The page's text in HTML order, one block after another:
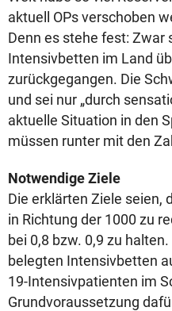
aktuell OPs verschoben
Denn es stehe fest: Zwar
Intensivbetten im Land
zurückgegangen. Die
und sei nur „durch
aktuelle Situation in den
müssen runter mit den
Notwendige Ziele
Die erklärten Ziele seien,
in Richtung der 1000 zu
bei 0,8 bzw. 0,9 zu
belegten Intensivbetten
19-Intensivpatienten im
Grundvoraussetzung